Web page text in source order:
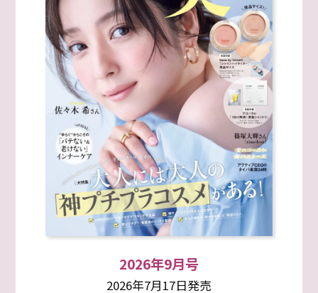
2026年9月号
2026年7月17日発売